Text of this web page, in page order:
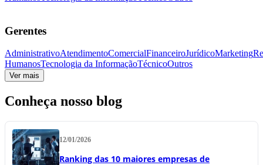
Gerentes
AdministrativoAtendimentoComercialFinanceiroJurídicoMarketing
HumanosTecnologia da InformaçãoTécnicoOutros
Ver mais
Conheça nosso blog
12/01/2026
Ranking das 10 maiores empresas de